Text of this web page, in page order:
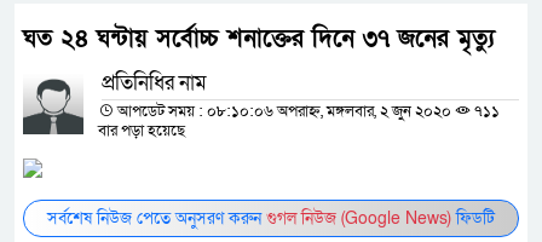
ঘত ২৪ ঘন্টায় সর্বোচ্চ শনাক্তের দিনে ৩৭ জনের মৃত্যু
প্রতিনিধির নাম
আপডেট সময় : ০৮:১০:০৬ অপরাহ্ন, মঙ্গলবার, ২ জুন ২০২০
৭১১
বার পড়া হয়েছে
সর্বশেষ নিউজ পেতে অনুসরণ করুনগুগল নিউজ (Google News)ফিডটি